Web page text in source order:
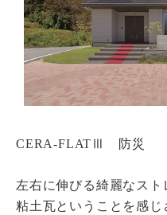
お問い合わせ プライバシー
CERA-FLATⅢ 防災
左右に伸びる綺麗なスト
粘土瓦ということを感